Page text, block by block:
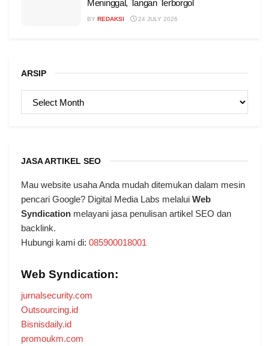
Meninggal, Tangan Terborgol
BY REDAKSI 24 JULY 2026
ARSIP
JASA ARTIKEL SEO
Mau website usaha Anda mudah ditemukan dalam mesin
pencari Google? Digital Media Labs melalui Web
Syndication melayani jasa penulisan artikel SEO dan
backlink.
Hubungi kami di: 085900018001
Web Syndication:
jurnalsecurity.com
Outsourcing.id
Bisnisdaily.id
promoukm.com